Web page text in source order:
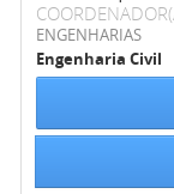
ENGENHARIAS
Engenharia Civil